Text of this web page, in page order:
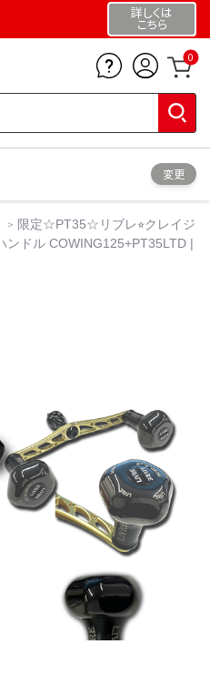
詳しくは
こちら
0
変更
限定☆PT35☆リブレ⭐︎クレイジ
ンドル COWING125+PT35LTD |